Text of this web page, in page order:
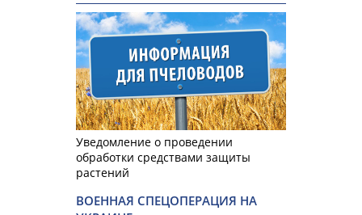
Уведомление о проведении
обработки средствами защиты
растений
ВОЕННАЯ СПЕЦОПЕРАЦИЯ НА